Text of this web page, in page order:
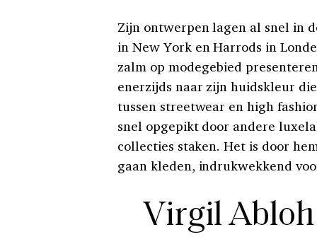
Zijn ontwerpen lagen al snel in
in New York en Harrods in
zalm op modegebied
enerzijds naar zijn huidskleur
tussen streetwear en high
snel opgepikt door andere
collecties staken. Het is door
gaan kleden, indrukwekkend
Virgil